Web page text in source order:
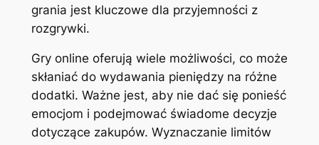
grania jest kluczowe dla przyjemności z
rozgrywki.
Gry online oferują wiele możliwości, co może
skłaniać do wydawania pieniędzy na różne
dodatki. Ważne jest, aby nie dać się ponieść
emocjom i podejmować świadome decyzje
dotyczące zakupów. Wyznaczanie limitów